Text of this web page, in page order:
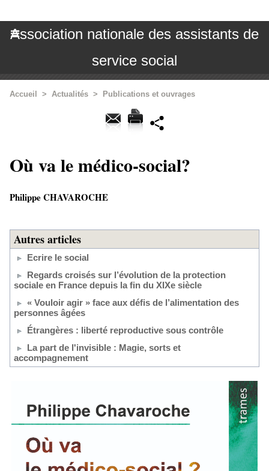
Association nationale des assistants de
service social
Accueil > Actualités > Publications et ouvrages
Où va le médico-social?
Philippe CHAVAROCHE
Autres articles
Ecrire le social
Regards croisés sur l’évolution de la protection
sociale en France depuis la fin du XIXe siècle
« Vouloir agir » face aux défis de l’alimentation des
personnes âgées
Étrangères : liberté reproductive sous contrôle
La part de l'invisible : Magie, sorts et
accompagnement